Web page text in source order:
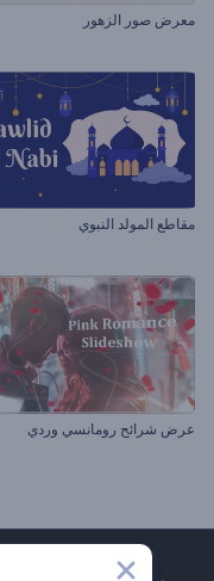
معرض صور الزهور
مقاطع المولد النبوي
عرض شرائح رومانسي وردي